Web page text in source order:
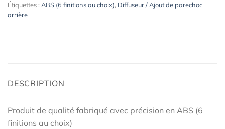
Étiquettes : ABS (6 finitions au choix), Diffuseur / Ajout de parechoc
arrière
DESCRIPTION
Produit de qualité fabriqué avec précision en ABS (6
finitions au choix)